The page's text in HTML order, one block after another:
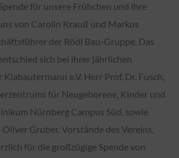
für unsere Frühchen und ihre
von Carolin Krauß und Markus
der Rödl Bau-Gruppe. Das
sich bei ihrer jährlichen
e.V. Herr Prof. Dr. Fusch,
für Neugeborene, Kinder und
Nürnberg Campus Süd, sowie
Gruber, Vorstände des Vereins,
für die großzügige Spende von